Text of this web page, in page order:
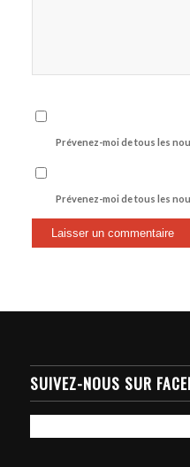
Prévenez-moi de tous les
Prévenez-moi de tous les
SUIVEZ-NOUS SUR